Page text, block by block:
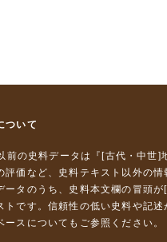
ついて
前の史料データは『 [古代・中世]
評価など、史料テキスト以外の
ータのうち、史料本文欄の冒頭
トです。信頼性の低い史料や記
ースについて もご参照ください。